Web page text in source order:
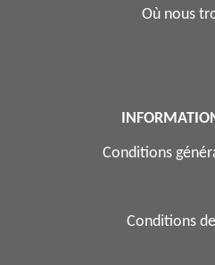
Où nous
Conditions
Conditions